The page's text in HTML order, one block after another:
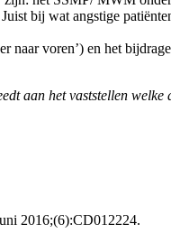
bij wat angstige
naar voren’) en het
aan het vaststellen welke
2016;(6):CD012224.